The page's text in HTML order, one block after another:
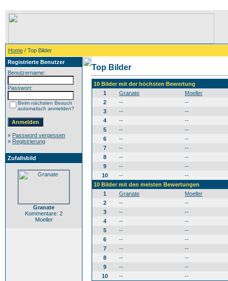
Home / Top Bilder
Registrierte Benutzer
Benutzername:
Passwort:
Beim nächsten Besuch
automatisch anmelden?
» Password vergessen
» Registrierung
Zufallsbild
Granate
Kommentare: 2
Moeller
Top Bilder
10 Bilder mit der höchsten Bewertung
1
Granate
Moeller
2
--
--
3
--
--
4
--
--
5
--
--
6
--
--
7
--
--
8
--
--
9
--
--
10
--
--
10 Bilder mit den meisten Bewertungen
1
Granate
Moeller
2
--
--
3
--
--
4
--
--
5
--
--
6
--
--
7
--
--
8
--
--
9
--
--
10
--
--